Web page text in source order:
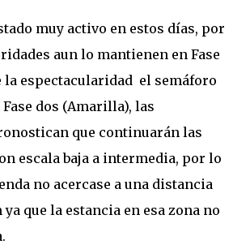
muy activo en estos días, por
aun lo mantienen en Fase
la espectacularidad el semáforo
dos (Amarilla), las
que continuarán las
escala baja a intermedia, por lo
no acercase a una distancia
ya que la estancia en esa zona no